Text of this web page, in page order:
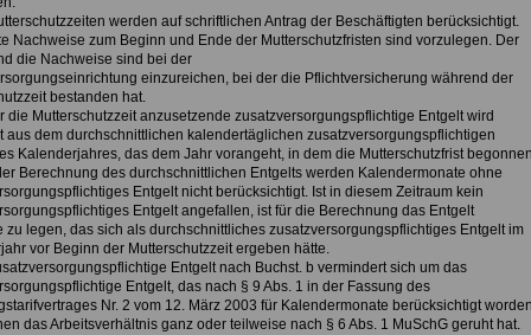
werden auf schriftlichen Antrag der Beschäftigten berücksichtigt.
Nachweise zum Beginn und Ende der Mutterschutzfristen sind vorzulegen. Der
die Nachweise sind bei der
einzureichen, bei der die Pflichtversicherung während der
bestanden hat.
die Mutterschutzzeit anzusetzende zusatzversorgungspflichtige Entgelt wird
aus dem durchschnittlichen kalendertäglichen zusatzversorgungspflichtigen
Kalenderjahres, das dem Jahr vorangeht, in dem die Mutterschutzfrist
Berechnung des durchschnittlichen Entgelts werden Kalendermonate ohne
Entgelt nicht berücksichtigt. Ist in diesem Zeitraum kein
Entgelt angefallen, ist für die Berechnung das Entgelt
zu legen, das sich als durchschnittliches zusatzversorgungspflichtiges Entgelt im
vor Beginn der Mutterschutzzeit ergeben hätte.
Entgelt nach Buchst. b vermindert sich um das
Entgelt, das nach § 9 Abs. 1 in der Fassung des
Nr. 2 vom 12. März 2003 für Kalendermonate berücksichtigt
das Arbeitsverhältnis ganz oder teilweise nach § 6 Abs. 1 MuSchG geruht hat.